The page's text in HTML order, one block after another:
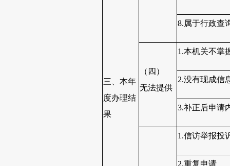
三、本年
度办理结
果
8.属于行政查
（四）
无法提供
1.本机关不掌
2.没有现成信
3.补正后申请
1.信访举报投
2.重复申请